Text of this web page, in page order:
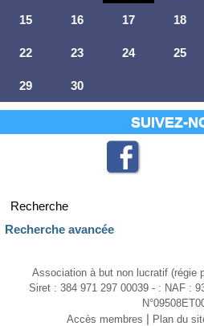
15 16 17 18
22 23 24 25
29 30
SUIVEZ-
Recherche avancée
Association à but non lucratif (régie
Siret : 384 971 297 00039 - : NAF :
Accès membres | Plan du